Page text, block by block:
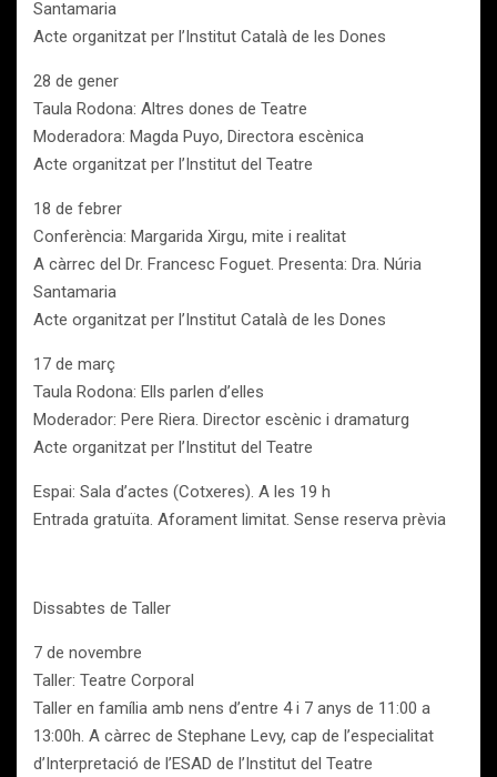
Santamaria
Acte organitzat per l’Institut Català de les Dones
28 de gener
Taula Rodona: Altres dones de Teatre
Moderadora: Magda Puyo, Directora escènica
Acte organitzat per l’Institut del Teatre
18 de febrer
Conferència: Margarida Xirgu, mite i realitat
A càrrec del Dr. Francesc Foguet. Presenta: Dra. Núria
Santamaria
Acte organitzat per l’Institut Català de les Dones
17 de març
Taula Rodona: Ells parlen d’elles
Moderador: Pere Riera. Director escènic i dramaturg
Acte organitzat per l’Institut del Teatre
Espai: Sala d’actes (Cotxeres). A les 19 h
Entrada gratuïta. Aforament limitat. Sense reserva prèvia
Dissabtes de Taller
7 de novembre
Taller: Teatre Corporal
Taller en família amb nens d’entre 4 i 7 anys de 11:00 a
13:00h. A càrrec de Stephane Levy, cap de l’especialitat
d’Interpretació de l’ESAD de l’Institut del Teatre